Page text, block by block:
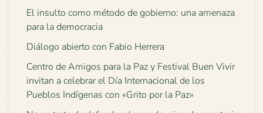
El insulto como método de gobierno: una amenaza
para la democracia
Diálogo abierto con Fabio Herrera
Centro de Amigos para la Paz y Festival Buen Vivir
invitan a celebrar el Día Internacional de los
Pueblos Indígenas con «Grito por la Paz»